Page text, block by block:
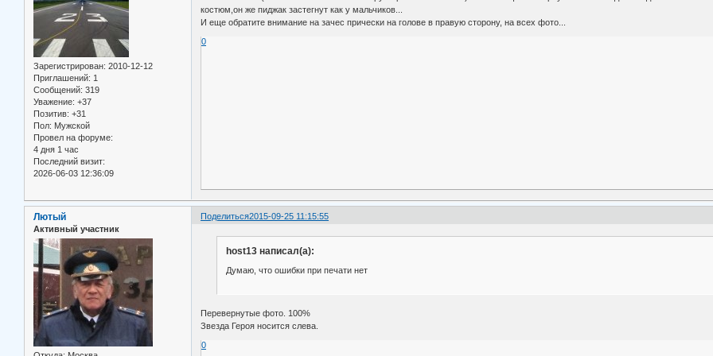
Зарегистрирован: 2010-12-12
Приглашений: 1
Сообщений: 319
Уважение: +37
Позитив: +31
Пол: Мужской
Провел на форуме:
4 дня 1 час
Последний визит:
2026-06-03 12:36:09
костюм,он же пиджак застегнут как у мальчиков...
И еще обратите внимание на зачес прически на голове в правую сторону, на всех фото...
0
Поделиться2015-09-25 11:15:55
Лютый
Активный участник
host13 написал(а):
Думаю, что ошибки при печати нет
Перевернутые фото. 100%
Звезда Героя носится слева.
0